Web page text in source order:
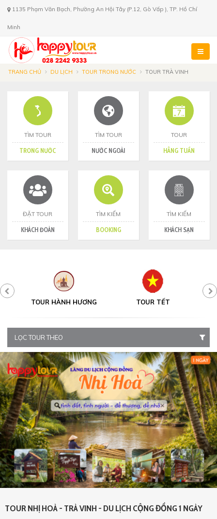
1135 Phạm Văn Bạch, Phường An Hội Tây (P.12, Gò Vấp ), TP. Hồ Chí
Minh
TRANG CHỦ DU LỊCH TOUR TRONG NƯỚC TOUR TRÀ VINH
TÌM TOUR
TRONG NƯỚC
TÌM TOUR
NƯỚC NGOÀI
TOUR
HẰNG TUẦN
ĐẶT TOUR
KHÁCH ĐOÀN
TÌM KIẾM
BOOKING
TÌM KIẾM
KHÁCH SẠN
TOUR HÀNH HƯƠNG TOUR TẾT
LỌC TOUR THEO
TOUR NHỊ HOÀ - TRÀ VINH - DU LỊCH CỘNG ĐỒNG 1 NGÀY